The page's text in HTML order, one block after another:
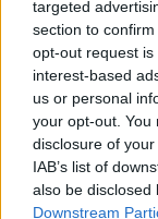
targeted
section to
opt-out request
interest-based
us or personal
your opt-out. You
disclosure of
IAB’s list of
also be disclosed
Downstream
L. 178/
inps
561
2025-11-
Nuova
nuovi
piccole e medi
Ministero